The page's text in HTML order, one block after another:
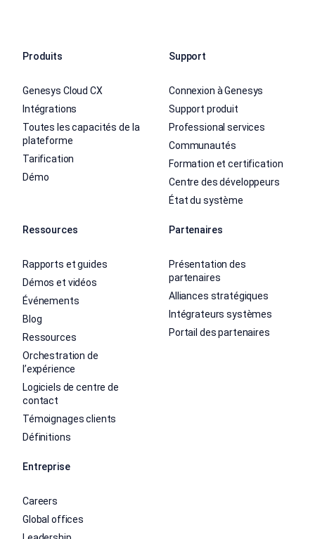
Produits
Genesys Cloud CX
Intégrations
Toutes les capacités de la
plateforme
Tarification
Démo
Support
Connexion à Genesys
Support produit
Professional services
Communautés
Formation et certification
Centre des développeurs
État du système
Ressources
Rapports et guides
Démos et vidéos
Événements
Blog
Ressources
Orchestration de
l’expérience
Logiciels de centre de
contact
Témoignages clients
Définitions
Partenaires
Présentation des
partenaires
Alliances stratégiques
Intégrateurs systèmes
Portail des partenaires
Entreprise
Careers
Global offices